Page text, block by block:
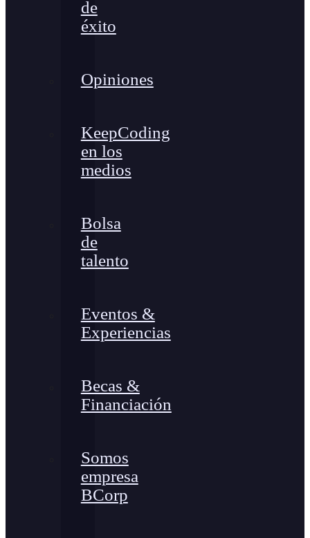
de
éxito
Opiniones
KeepCoding
en los
medios
Bolsa
de
talento
Eventos &
Experiencias
Becas &
Financiación
Somos
empresa
BCorp